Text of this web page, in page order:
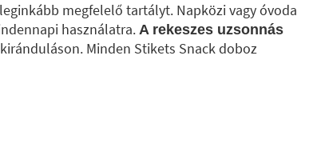
megfelelő tartályt. Napközi vagy óvoda
használatra. A rekeszes uzsonnás
Minden Stikets Snack doboz